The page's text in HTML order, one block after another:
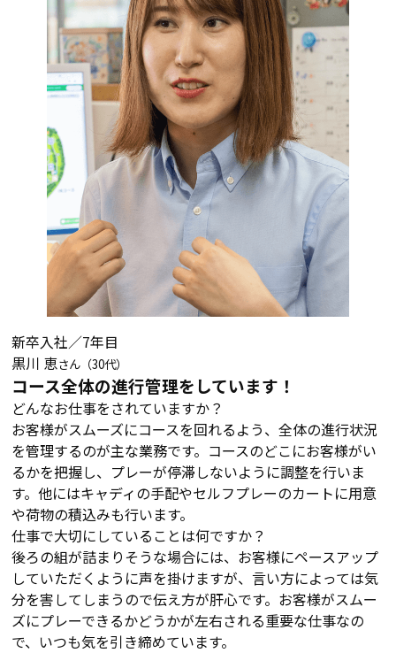
新卒入社／7年目
黒川 恵さん（30代）
コース全体の進行管理をしています！
どんなお仕事をされていますか？
お客様がスムーズにコースを回れるよう、全体の進行状況
を管理するのが主な業務です。コースのどこにお客様がい
るかを把握し、プレーが停滞しないように調整を行いま
す。他にはキャディの手配やセルフプレーのカートに用意
や荷物の積込みも行います。
仕事で大切にしていることは何ですか？
後ろの組が詰まりそうな場合には、お客様にペースアップ
していただくように声を掛けますが、言い方によっては気
分を害してしまうので伝え方が肝心です。お客様がスムー
ズにプレーできるかどうかが左右される重要な仕事なの
で、いつも気を引き締めています。